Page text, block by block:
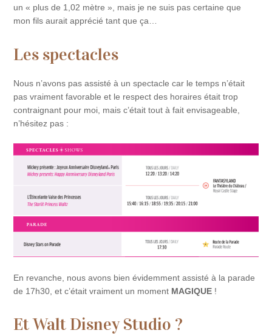
un « plus de 1,02 mètre », mais je ne suis pas certaine que
mon fils aurait apprécié tant que ça…
Les spectacles
Nous n’avons pas assisté à un spectacle car le temps n’était
pas vraiment favorable et le respect des horaires était trop
contraignant pour moi, mais c’était tout à fait envisageable,
n’hésitez pas :
En revanche, nous avons bien évidemment assisté à la parade
de 17h30, et c’était vraiment un moment MAGIQUE !
Et Walt Disney Studio ?